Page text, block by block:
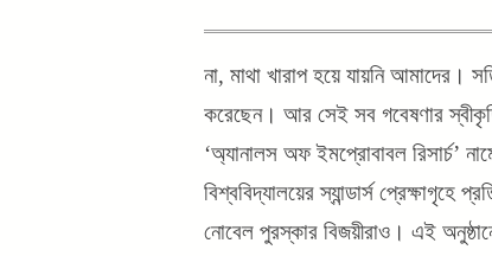
না, মাথা খারাপ হয়ে যায়নি আমাদের।
করেছেন। আর সেই সব গবেষণার
‘অ্যানালস অফ ইমপ্রোবাবল রিসার্চ’
বিশ্ববিদ্যালয়ের স্যান্ডার্স প্রেক্ষাগৃহে
নোবেল পুরস্কার বিজয়ীরাও। এই